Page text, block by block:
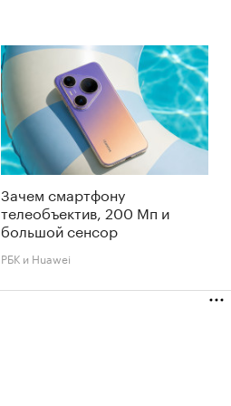
Зачем смартфону
телеобъектив, 200 Мп и
большой сенсор
РБК и Huawei